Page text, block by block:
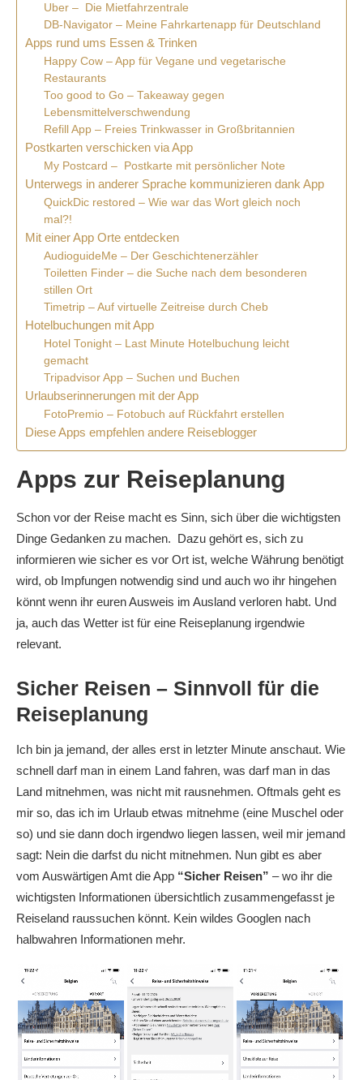
Uber – Die Mietfahrzentrale
DB-Navigator – Meine Fahrkartenapp für Deutschland
Apps rund ums Essen & Trinken
Happy Cow – App für Vegane und vegetarische
Restaurants
Too good to Go – Takeaway gegen
Lebensmittelverschwendung
Refill App – Freies Trinkwasser in Großbritannien
Postkarten verschicken via App
My Postcard – Postkarte mit persönlicher Note
Unterwegs in anderer Sprache kommunizieren dank App
QuickDic restored – Wie war das Wort gleich noch
mal?!
Mit einer App Orte entdecken
AudioguideMe – Der Geschichtenerzähler
Toiletten Finder – die Suche nach dem besonderen
stillen Ort
Timetrip – Auf virtuelle Zeitreise durch Cheb
Hotelbuchungen mit App
Hotel Tonight – Last Minute Hotelbuchung leicht
gemacht
Tripadvisor App – Suchen und Buchen
Urlaubserinnerungen mit der App
FotoPremio – Fotobuch auf Rückfahrt erstellen
Diese Apps empfehlen andere Reiseblogger
Apps zur Reiseplanung
Schon vor der Reise macht es Sinn, sich über die wichtigsten
Dinge Gedanken zu machen. Dazu gehört es, sich zu
informieren wie sicher es vor Ort ist, welche Währung benötigt
wird, ob Impfungen notwendig sind und auch wo ihr hingehen
könnt wenn ihr euren Ausweis im Ausland verloren habt. Und
ja, auch das Wetter ist für eine Reiseplanung irgendwie
relevant.
Sicher Reisen – Sinnvoll für die
Reiseplanung
Ich bin ja jemand, der alles erst in letzter Minute anschaut. Wie
schnell darf man in einem Land fahren, was darf man in das
Land mitnehmen, was nicht mit rausnehmen. Oftmals geht es
mir so, das ich im Urlaub etwas mitnehme (eine Muschel oder
so) und sie dann doch irgendwo liegen lassen, weil mir jemand
sagt: Nein die darfst du nicht mitnehmen. Nun gibt es aber
vom Auswärtigen Amt die App “Sicher Reisen” – wo ihr die
wichtigsten Informationen übersichtlich zusammengefasst je
Reiseland raussuchen könnt. Kein wildes Googlen nach
halbwahren Informationen mehr.